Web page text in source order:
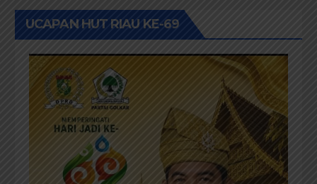
UCAPAN HUT RIAU KE-69